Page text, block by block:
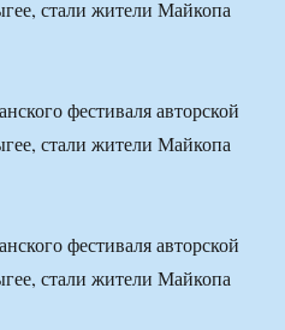
стали жители Майкопа
фестиваля авторской
стали жители Майкопа
фестиваля авторской
стали жители Майкопа